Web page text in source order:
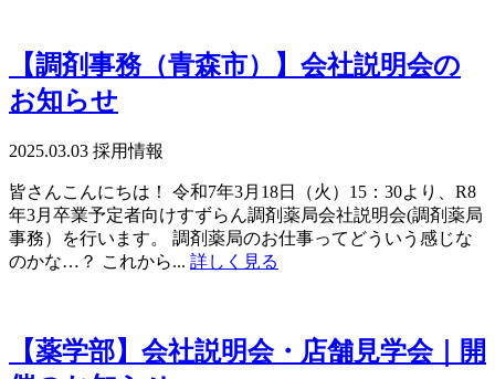
【調剤事務（青森市）】会社説明会の
お知らせ
2025.03.03 採用情報
皆さんこんにちは！ 令和7年3月18日（火）15：30より、R8
年3月卒業予定者向けすずらん調剤薬局会社説明会(調剤薬局
事務）を行います。 調剤薬局のお仕事ってどういう感じな
のかな…？ これから... 詳しく見る
【薬学部】会社説明会・店舗見学会｜開